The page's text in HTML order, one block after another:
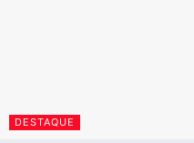
DESTAQUE